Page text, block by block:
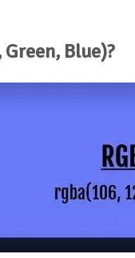
Green, Blue)?